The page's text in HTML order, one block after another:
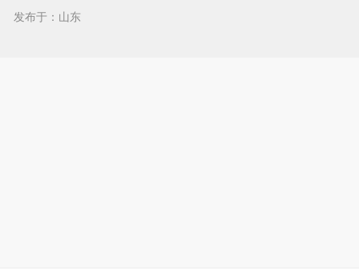
发布于：山东